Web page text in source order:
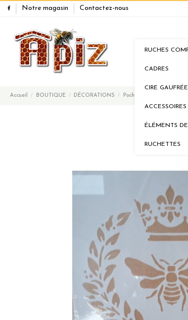
Notre magasin Contactez-nous
RUCHES
RUCHES
CADRES
CIRE GAUFRÉE
ÉLÉMENTS
RUCHETTES
Accueil BOUTIQUE DÉCORATIONS Pochoir abeille 30 cm sur